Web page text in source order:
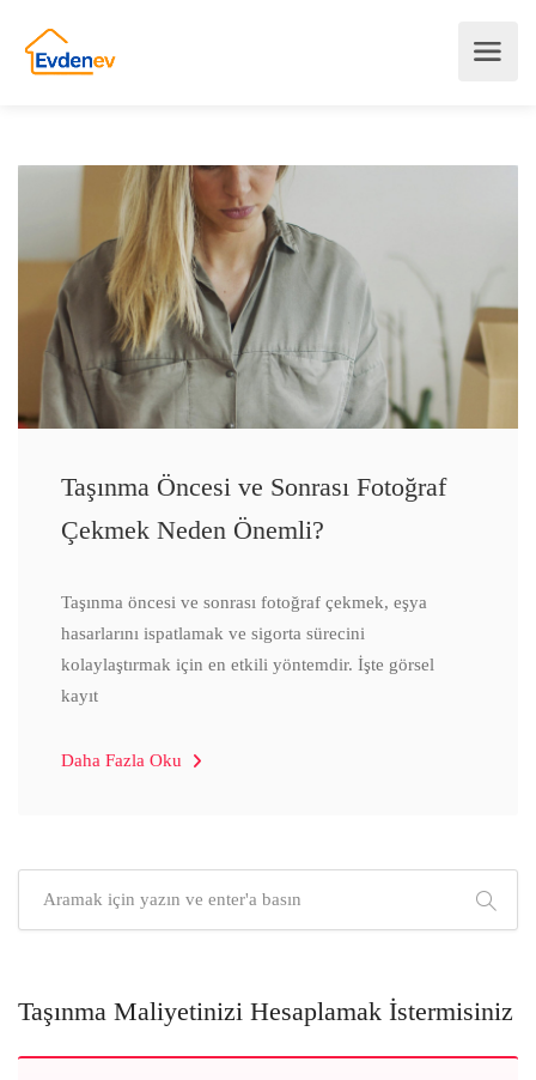
Taşınma Öncesi ve Sonrası Fotoğraf
Çekmek Neden Önemli?
Taşınma öncesi ve sonrası fotoğraf çekmek, eşya
hasarlarını ispatlamak ve sigorta sürecini
kolaylaştırmak için en etkili yöntemdir. İşte görsel
kayıt
Daha Fazla Oku
Taşınma Maliyetinizi Hesaplamak İstermisiniz